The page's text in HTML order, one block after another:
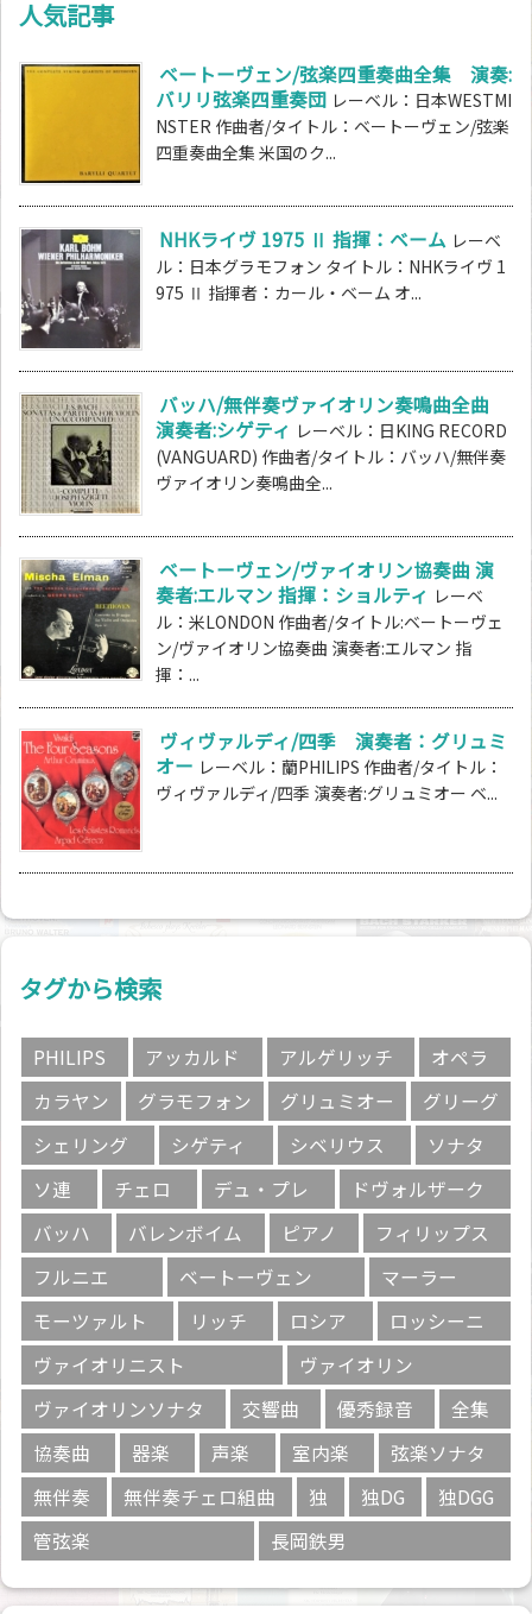
人気記事
ベートーヴェン/弦楽四重奏曲全集 演奏:
バリリ弦楽四重奏団 レーベル：日本WESTMI
NSTER 作曲者/タイトル：ベートーヴェン/弦楽
四重奏曲全集 米国のク...
NHKライヴ 1975 Ⅱ 指揮：ベーム レーベ
ル：日本グラモフォン タイトル：NHKライヴ 1
975 Ⅱ 指揮者：カール・ベーム オ...
バッハ/無伴奏ヴァイオリン奏鳴曲全曲
演奏者:シゲティ レーベル：日KING RECORD
(VANGUARD) 作曲者/タイトル：バッハ/無伴奏
ヴァイオリン奏鳴曲全...
ベートーヴェン/ヴァイオリン協奏曲 演
奏者:エルマン 指揮：ショルティ レーベ
ル：米LONDON 作曲者/タイトル:ベートーヴェ
ン/ヴァイオリン協奏曲 演奏者:エルマン 指
揮：...
ヴィヴァルディ/四季 演奏者：グリュミ
オー レーベル：蘭PHILIPS 作曲者/タイトル：
ヴィヴァルディ/四季 演奏者:グリュミオー ベ...
タグから検索
PHILIPS アッカルド アルゲリッチ
オペラ
カラヤン
グラモフォン グリュミオー
グリーグ
シェリング
シゲティ シベリウス
ソナタ
ソ連
チェロ デュ・プレ
ドヴォルザーク
バッハ
バレンボイム ピアノ
フィリップス
フルニエ
ベートーヴェン
マーラー
モーツァルト
リッチ ロシア
ロッシーニ
ヴァイオリニスト
ヴァイオリン
ヴァイオリンソナタ
交響曲 優秀録音
全集
協奏曲
器楽 声楽 室内楽
弦楽ソナタ
無伴奏
無伴奏チェロ組曲 独 独DG
独DGG
管弦楽
長岡鉄男